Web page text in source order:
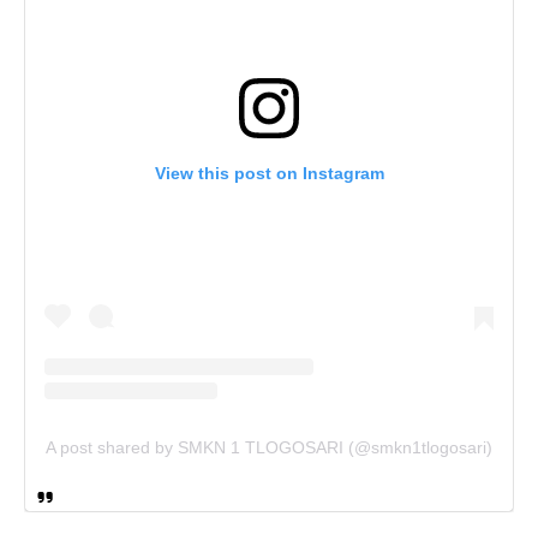
View this post on Instagram
A post shared by SMKN 1 TLOGOSARI (@smkn1tlogosari)